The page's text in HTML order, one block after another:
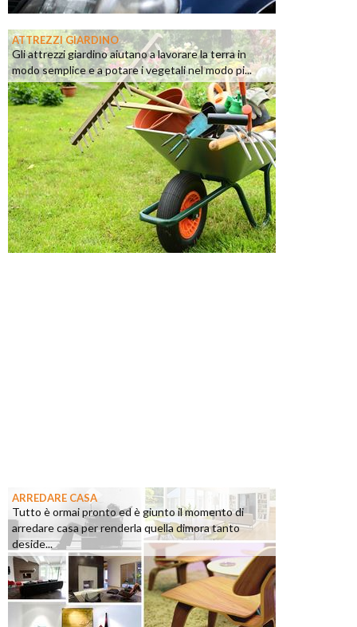
ATTREZZI GIARDINO
Gli attrezzi giardino aiutano a lavorare la terra in
modo semplice e a potare i vegetali nel modo pi...
ARREDARE CASA
Tutto è ormai pronto ed è giunto il momento di
arredare casa per renderla quella dimora tanto
deside...